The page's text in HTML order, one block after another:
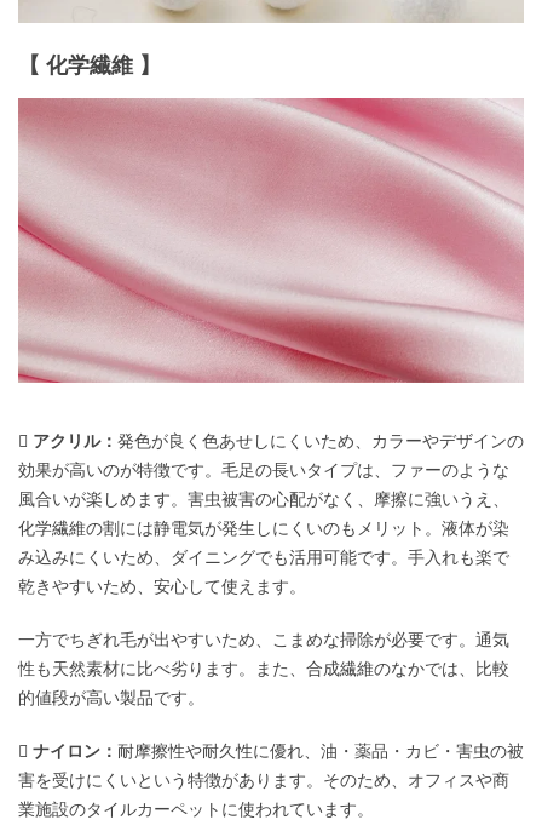
【 化学繊維 】
 アクリル： 発色が良く色あせしにくいため、カラーやデザインの
効果が高いのが特徴です。毛足の長いタイプは、ファーのような
風合いが楽しめます。害虫被害の心配がなく、摩擦に強いうえ、
化学繊維の割には静電気が発生しにくいのもメリット。液体が染
み込みにくいため、ダイニングでも活用可能です。手入れも楽で
乾きやすいため、安心して使えます。
一方でちぎれ毛が出やすいため、こまめな掃除が必要です。通気
性も天然素材に比べ劣ります。また、合成繊維のなかでは、比較
的値段が高い製品です。
 ナイロン： 耐摩擦性や耐久性に優れ、油・薬品・カビ・害虫の被
害を受けにくいという特徴があります。そのため、オフィスや商
業施設のタイルカーペットに使われています。